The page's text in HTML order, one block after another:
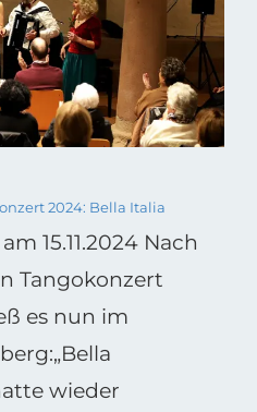
2024: Bella Italia
15.11.2024 Nach
Tangokonzert
es nun im
wieder